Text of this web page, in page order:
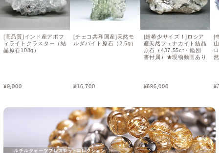
[高品質]インド産アポフ
ィライトクラスター（結
晶原石108g）
¥9,000
[チェコ共和国産]天然モ
ルダバイト原石（2.5g）
¥16,700
[超希少サイズ！]ロシア
産天然フェナカイト結晶
原石（437.55ct・鑑別
書付属）★現物動画あり
¥696,000
[
¥